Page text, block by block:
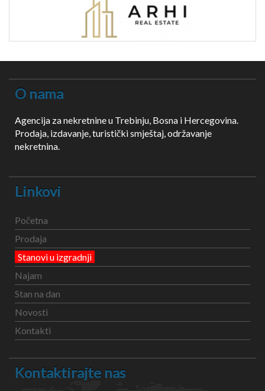
O nama
Agencija za nekretnine u Trebinju, Bosna i Hercegovina.
Prodaja, izdavanje, turistički smještaj, održavanje
nekretnina.
Linkovi
Početna
Prodaja
Stanovi u izgradnji
Najam
Stan na dan
Novosti
Kontakti
Kontaktirajte nas